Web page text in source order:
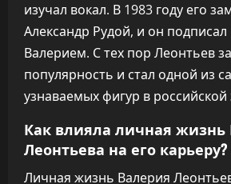
изучал вокал. В 1983 году его
Александр Рудой, и он подписал
Валерием. С тех пор Леонтьев
популярность и стал одной из
узнаваемых фигур в российской
Как влияла личная жизнь
Леонтьева на его карьеру?
Личная жизнь Валерия